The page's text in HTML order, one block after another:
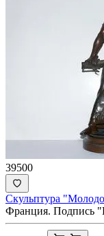
39500
Скульптура
Франция. Подпись